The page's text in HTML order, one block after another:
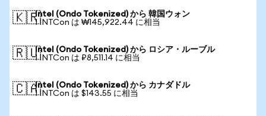
🇰🇷Intel (Ondo Tokenized) から 韓国ウォン
1 INTCon は ₩145,922.44 に相当
🇷🇺Intel (Ondo Tokenized) から ロシア・ルーブル
1 INTCon は ₽8,511.14 に相当
🇨🇦Intel (Ondo Tokenized) から カナダドル
1 INTCon は $143.55 に相当